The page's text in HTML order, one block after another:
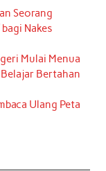
Seorang
Nakes
Mulai Menua
Bertahan
Ulang Peta